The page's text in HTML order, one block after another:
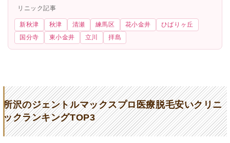
リニック記事
新秋津 秋津 清瀬 練馬区 花小金井
ひばりヶ丘
国分寺
東小金井 立川 拝島
所沢のジェントルマックスプロ医療脱毛安いクリニ
ックランキングTOP3